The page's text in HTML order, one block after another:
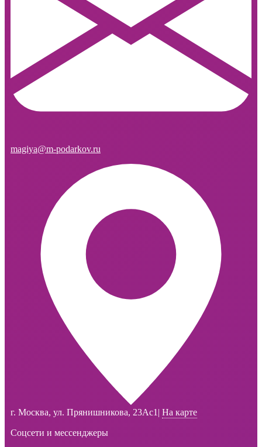
magiya@m-podarkov.ru
г. Москва, ул. Прянишникова, 23Ас1 | На карте
Соцсети и мессенджеры